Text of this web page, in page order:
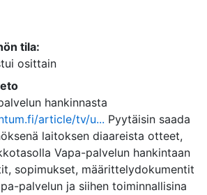
tila:
osittain
hankinnasta
article/tv/u... Pyytäisin saada
laitoksen diaareista otteet,
Vapa-palvelun hankintaan
sopimukset, määrittelydokumentit
palvelun ja siihen toiminnallisina